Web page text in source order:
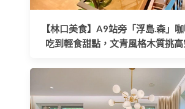
【林口美食】A9站旁「浮島.森」
吃到輕食甜點，文青風格木質挑